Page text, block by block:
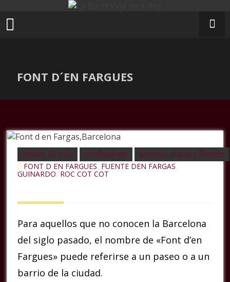
contenido
FONT D´EN FARGUES
locales de ocio modernismo parques, plazas y fuentes
Jesús Fráiz
FONT D EN FARGUES, FUENTE DEN FARGAS,
GUINARDO, ROC COT COT
Para aquellos que no conocen la Barcelona
del siglo pasado, el nombre de «Font d’en
Fargues» puede referirse a un paseo o a un
barrio de la ciudad.